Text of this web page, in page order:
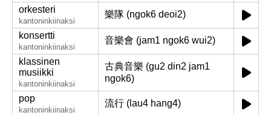
orkesteri
kantoninkiinaksi
樂隊 (ngok6 deoi2)
konsertti
kantoninkiinaksi
音樂會 (jam1 ngok6 wui2)
klassinen
musiikki
kantoninkiinaksi
古典音樂 (gu2 din2 jam1
ngok6)
pop
kantoninkiinaksi
流行 (lau4 hang4)